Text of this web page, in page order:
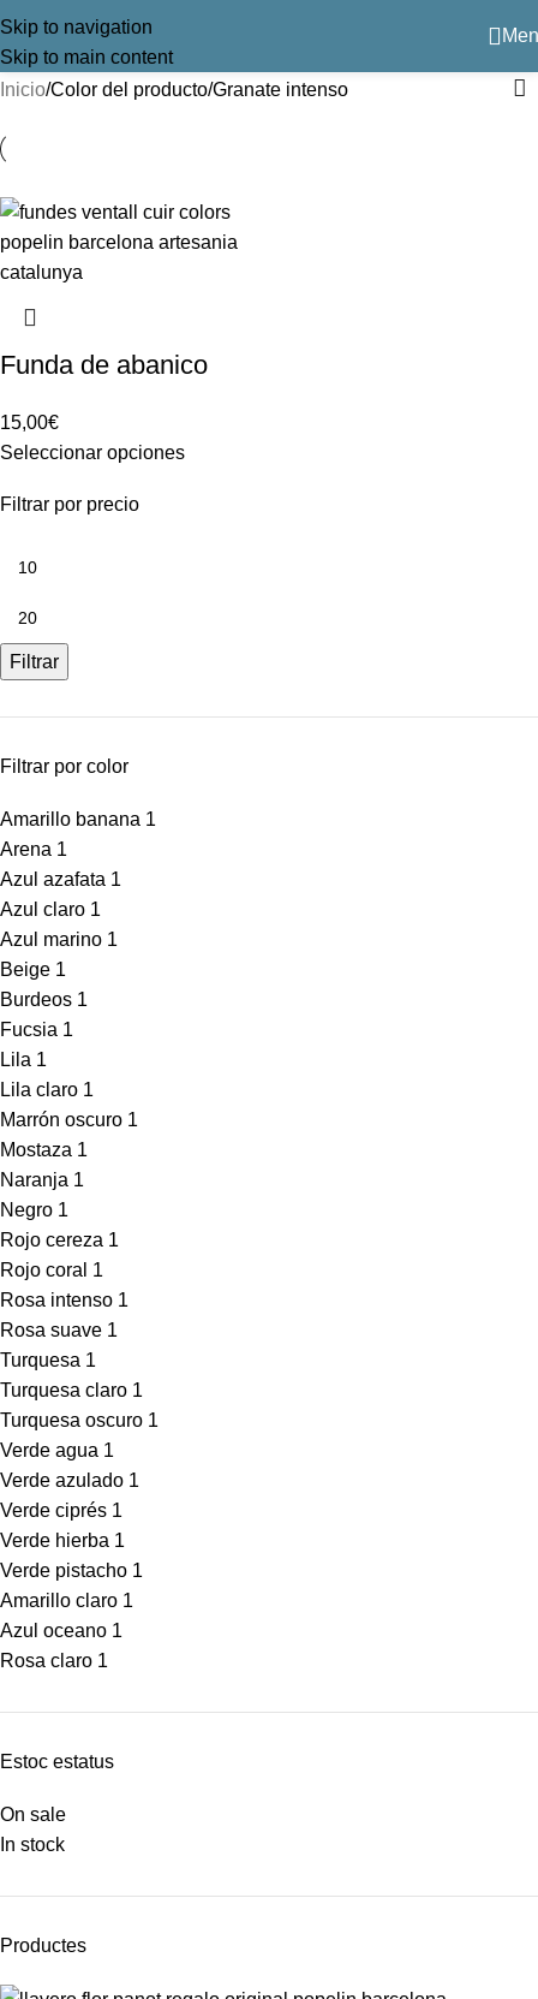
Skip to navigation
Skip to main content
Granate intenso
Filtrar por precio
Filtrar
Filtrar por color
Amarillo banana 1
Arena 1
Azul azafata 1
Azul claro 1
Azul marino 1
Beige 1
Burdeos 1
Fucsia 1
Lila 1
Lila claro 1
Marrón oscuro 1
Mostaza 1
Naranja 1
Negro 1
Rojo cereza 1
Rojo coral 1
Rosa intenso 1
Rosa suave 1
Turquesa 1
Turquesa claro 1
Turquesa oscuro 1
Verde agua 1
Verde azulado 1
Verde ciprés 1
Verde hierba 1
Verde pistacho 1
Amarillo claro 1
Azul oceano 1
Rosa claro 1
Estoc estatus
On sale
In stock
Productes
Inicio Color del producto Granate intenso
Funda de abanico
15,00€
Seleccionar opciones